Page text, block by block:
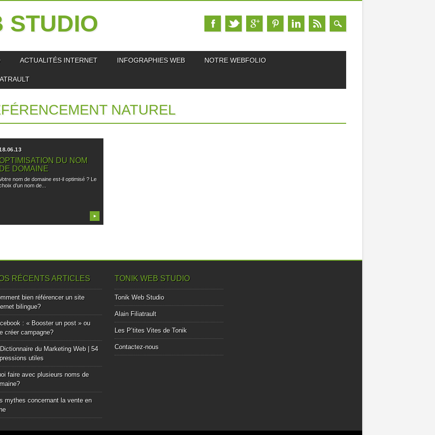
STUDIO
ACTUALITÉS INTERNET INFOGRAPHIES WEB NOTRE WEBFOLIO
NATUREL
DU NOM
DE DOMAINE
nom de domaine est-il optimisé ? Le
d’un nom de...
▶
RÉCENTS ARTICLES
bien référencer un site
bilingue?
: « Booster un post » ou
créer campagne?
du Marketing Web | 54
utiles
faire avec plusieurs noms de
mythes concernant la vente en
TONIK WEB STUDIO
Tonik Web Studio
Alain Filiatrault
Les P’tites Vites de Tonik
Contactez-nous